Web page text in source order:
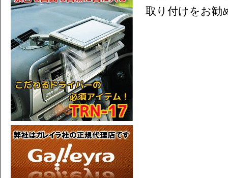
取り付けをお勧